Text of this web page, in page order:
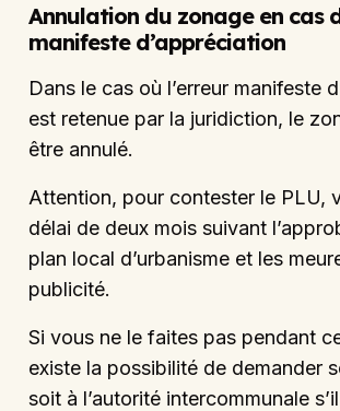
Annulation du zonage en cas
manifeste d’appréciation
Dans le cas où l’erreur manifeste
est retenue par la juridiction, le
être annulé.
Attention, pour contester le PLU,
délai de deux mois suivant
plan local d’urbanisme et les
publicité.
Si vous ne le faites pas pendant
existe la possibilité de demander
soit à l’autorité intercommunale s’il